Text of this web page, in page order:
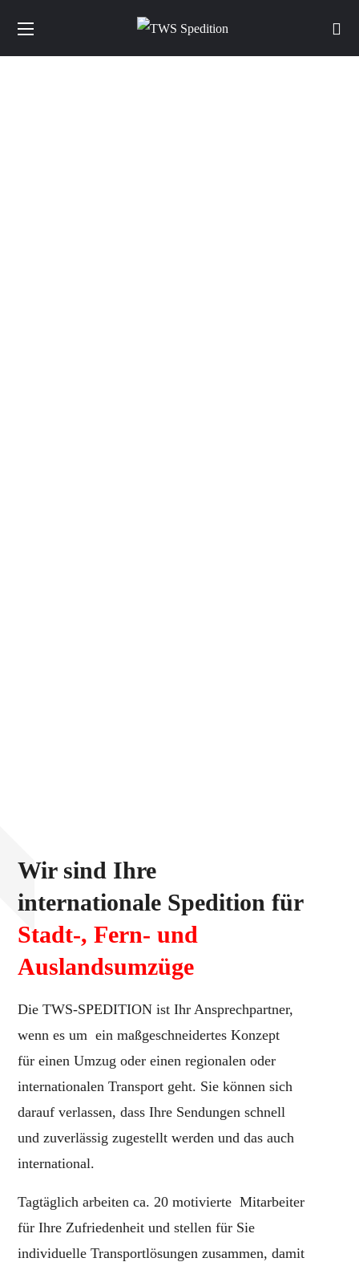
Wir sind Ihre
internationale Spedition für
Stadt-, Fern- und
Auslandsumzüge
Die TWS-SPEDITION ist Ihr Ansprechpartner,
wenn es um ein maßgeschneidertes Konzept
für einen Umzug oder einen regionalen oder
internationalen Transport geht. Sie können sich
darauf verlassen, dass Ihre Sendungen schnell
und zuverlässig zugestellt werden und das auch
international.
Tagtäglich arbeiten ca. 20 motivierte Mitarbeiter
für Ihre Zufriedenheit und stellen für Sie
individuelle Transportlösungen zusammen, damit